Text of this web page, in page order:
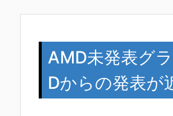
AMD未発表グ
Dからの発表が